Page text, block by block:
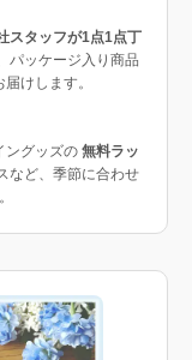
スタッフが1点1点丁
パッケージ入り商品
けします。
ングッズの 無料ラッ
など、季節に合わせ